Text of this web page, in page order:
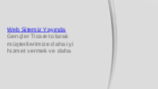
Web Sitemiz Yayında
Gençler Ticaret olarak
müşterilerimize daha iyi
hizmet vermek ve daha